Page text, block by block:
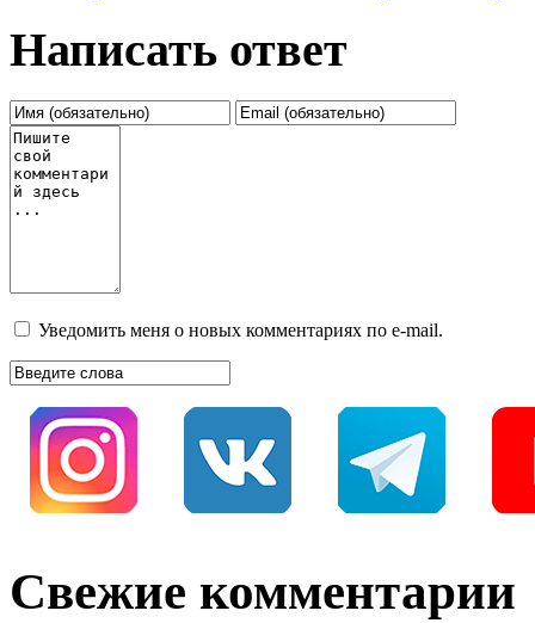
Написать ответ
Уведомить меня о новых комментариях по e-mail.
Свежие комментарии